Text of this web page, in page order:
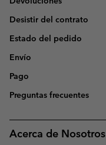
Desistir del contrato
Estado del pedido
Envío
Pago
Preguntas frecuentes
Acerca de Nosotros